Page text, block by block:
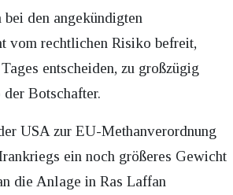
bei den angekündigten
vom rechtlichen Risiko befreit,
entscheiden, zu großzügig
der Botschafter.
USA zur EU-Methanverordnung
ein noch größeres Gewicht
die Anlage in Ras Laffan